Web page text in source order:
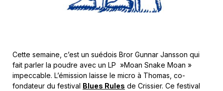
Cette semaine, c’est un suédois Bror Gunnar Jansson qui
fait parler la poudre avec un LP »Moan Snake Moan »
impeccable. L’émission laisse le micro à Thomas, co-
fondateur du festival Blues Rules de Crissier. Ce festival